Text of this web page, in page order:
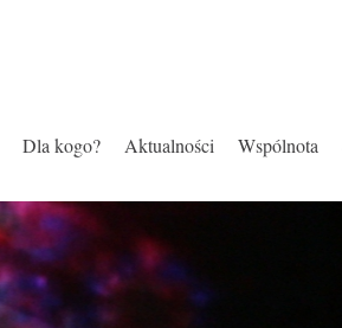
Dla kogo? Aktualności Wspólnota